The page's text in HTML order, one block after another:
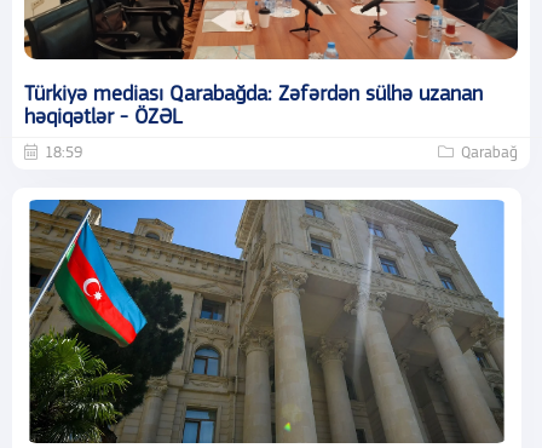
Türkiyə mediası Qarabağda: Zəfərdən sülhə uzanan
həqiqətlər - ÖZƏL
18:59 Qarabağ